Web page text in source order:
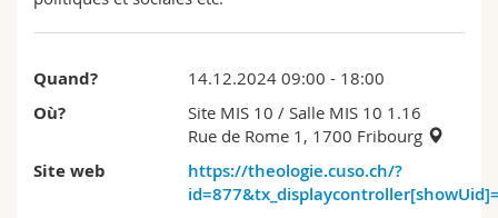
Quand? 14.12.2024 09:00 - 18:00
Où? Site MIS 10 / Salle MIS 10 1.16
Rue de Rome 1, 1700 Fribourg
Site web
https://theologie.cuso.ch/?